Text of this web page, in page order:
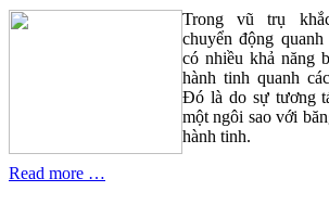
Trong vũ trụ
chuyển động
có nhiều khả năng
hành tinh quanh
Đó là do sự tương
một ngôi sao với
hành tinh.
Read more …